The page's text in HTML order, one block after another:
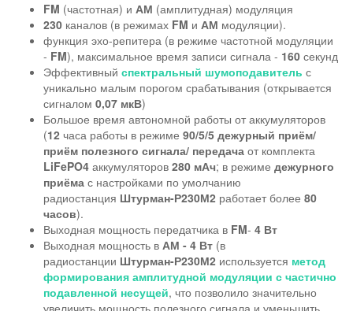
FM (частотная) и АМ (амплитудная) модуляция
230 каналов (в режимах FM и АМ модуляции).
функция эхо-репитера (в режиме частотной модуляции
- FM), максимальное время записи сигнала - 160 секунд
Эффективный спектральный шумоподавитель с
уникально малым порогом срабатывания (открывается
сигналом 0,07 мкВ)
Большое время автономной работы от аккумуляторов
(12 часа работы в режиме 90/5/5 дежурный приём/
приём полезного сигнала/ передача от комплекта
LiFePO4 аккумуляторов 280 мАч; в режиме дежурного
приёма с настройками по умолчанию
радиостанция Штурман-Р230М2 работает более 80
часов).
Выходная мощность передатчика в FM- 4 Вт
Выходная мощность в АМ - 4 Вт (в
радиостанции Штурман-Р230М2 используется метод
формирования амплитудной модуляции с частично
подавленной несущей, что позволило значительно
увеличить мощность полезного сигнала и уменьшить